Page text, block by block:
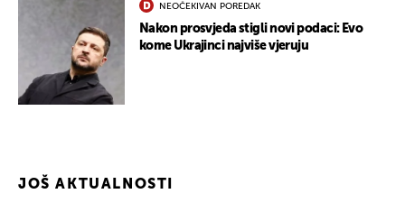
NEOČEKIVAN POREDAK
Nakon prosvjeda stigli novi podaci: Evo
kome Ukrajinci najviše vjeruju
JOŠ AKTUALNOSTI